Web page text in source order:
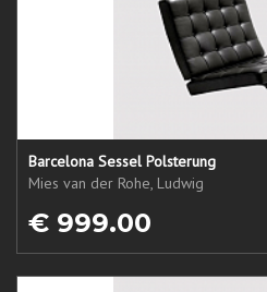
Barcelona Sessel Polsterung
Mies van der Rohe, Ludwig
€ 999.00